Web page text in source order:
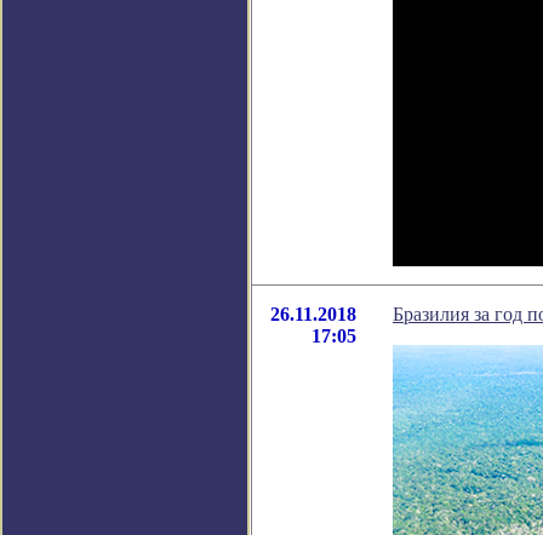
26.11.2018
17:05
Бразилия за год